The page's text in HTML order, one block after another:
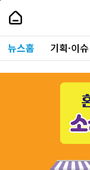
본
로
가
내
손
안
에
서
울
-
주
요
서
비
뉴스홈 기획·이슈
페
상
단
로
이